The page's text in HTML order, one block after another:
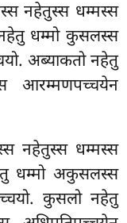
नहेतुस्स धम्मस्स
धम्मो कुसलस्स
अब्याकतो नहेतु
आरम्मणपच्चयेन
नहेतुस्स धम्मस्स
धम्मो अकुसलस्स
कुसलो नहेतु